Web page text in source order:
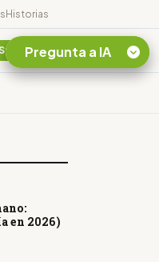
Historias
en 2026)
Pregunta a IA
¿En que consiste la